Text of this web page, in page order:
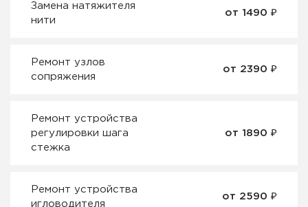
Замена натяжителя
нити
от 1490 ₽
Ремонт узлов
сопряжения
от 2390 ₽
Ремонт устройства
регулировки шага
стежка
от 1890 ₽
Ремонт устройства
игловодителя
от 2590 ₽